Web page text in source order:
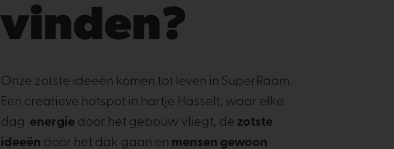
vinden?
Onze zotste ideeën komen tot leven in SuperRaam.
Een creatieve hotspot in hartje Hasselt, waar elke
dag energie door het gebouw vliegt, de zotste
ideeën door het dak gaan en mensen gewoon